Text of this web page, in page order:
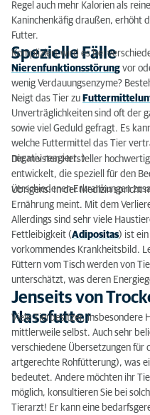
Regel auch mehr Kalorien als
Kaninchenkäfig draußen, erhöht
Futter.
Spezielle Fälle
Kompliziert wird es bei
Nierenfunktionsstörung vor
wenig Verdauungsenzyme?
Neigt das Tier zu
Unverträglichkeiten sind oft der
sowie viel Geduld gefragt. Es
welche Futtermittel das Tier
negativ reagiert. )
Die meisten Hersteller
entwickelt, die speziell für den
verschiedenen Erkrankungen
Übrigens: In der Medizin spricht
Ernährung meint. Mit dem
Allerdings sind sehr viele
Fettleibigkeit (Adipositas) ist
vorkommendes Krankheitsbild.
Füttern vom Tisch werden von
unterschätzt, was deren
Jenseits von
Nassfutter
Viele Tierbesitzer, insbesondere
mittlerweile selbst. Auch sehr
verschiedene Übersetzungen für
artgerechte Rohfütterung), was
bedeutet. Andere möchten ihr
möglich, konsultieren Sie bei
Tierarzt! Er kann eine